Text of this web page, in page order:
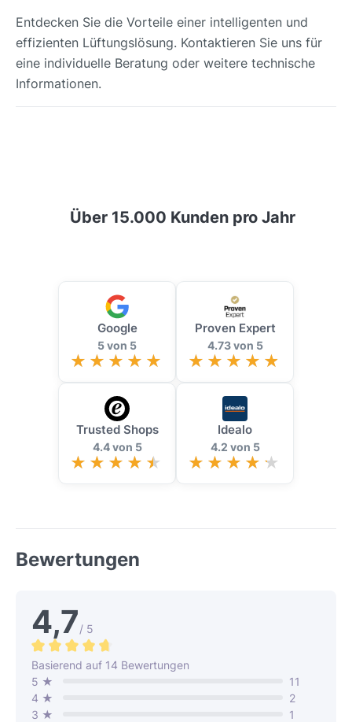
Entdecken Sie die Vorteile einer intelligenten und
effizienten Lüftungslösung. Kontaktieren Sie uns für
eine individuelle Beratung oder weitere technische
Informationen.
Über 15.000 Kunden pro Jahr
Google
5 von 5
Proven Expert
4.73 von 5
Trusted Shops
4.4 von 5
Idealo
4.2 von 5
Bewertungen
4,7/ 5
Durchschnittliche Bewertung von 4.7 von 5 Sternen
Basierend auf 14 Bewertungen
5 ★
11
4 ★
2
3 ★
1